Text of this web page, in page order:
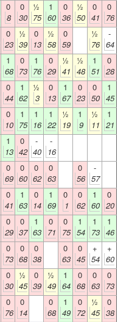
0
8
0
30
½
75
1
60
0
36
½
50
0
41
0
76
0
23
½
39
0
13
½
58
0
59
½
76
-
64
1
68
0
73
1
76
0
29
½
41
½
48
1
51
0
28
0
44
1
62
½
3
0
13
1
67
0
23
0
50
1
45
0
10
1
75
1
16
1
22
½
19
1
9
½
11
1
21
1
13
0
42
-
40
-
16
0
69
0
60
0
62
0
63
0
56
-
57
0
41
1
63
0
14
1
69
0
1
0
62
1
60
0
20
0
29
0
37
1
63
0
71
0
75
1
54
1
73
1
46
0
73
0
68
0
38
0
63
0
45
+
54
+
60
0
30
½
45
0
39
½
49
1
64
0
68
0
63
0
73
0
76
0
14
0
68
1
49
0
72
½
45
0
38